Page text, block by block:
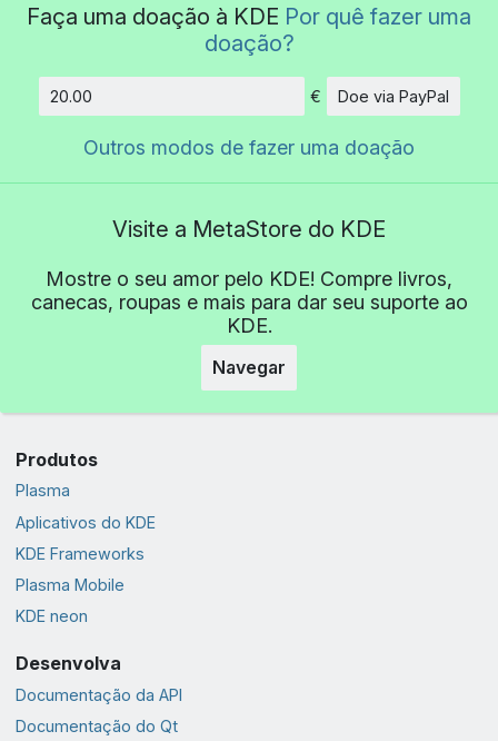
Faça uma doação à KDE Por quê fazer uma
doação?
Quantidade
€ Doe via PayPal
Outros modos de fazer uma doação
Visite a MetaStore do KDE
Mostre o seu amor pelo KDE! Compre livros,
canecas, roupas e mais para dar seu suporte ao
KDE.
Navegar
Produtos
Plasma
Aplicativos do KDE
KDE Frameworks
Plasma Mobile
KDE neon
Desenvolva
Documentação da API
Documentação do Qt